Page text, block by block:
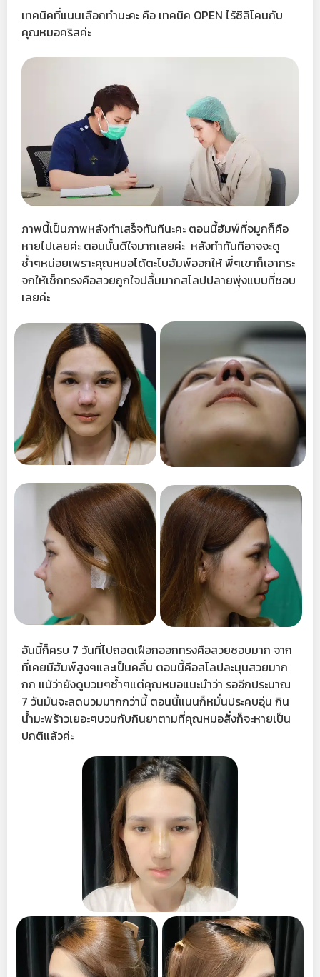
เทคนิคที่แนนเลือกทำนะคะ คือ เทคนิค OPEN ไร้ซิลิโคนกับ
คุณหมอคริสค่ะ
ภาพนี้เป็นภาพหลังทำเสร็จทันทีนะคะ ตอนนี้ฮัมพ์ที่จมูกก็คือ
หายไปเลยค่ะ ตอนนั้นดีใจมากเลยค่ะ หลังทำทันทีอาจจะดู
ช้ำๆหน่อยเพราะคุณหมอได้ตะไบฮัมพ์ออกให้ พี่ๆเขาก็เอากระ
จกให้เช็กทรงคือสวยถูกใจปลื้มมากสโลปปลายพุ่งแบบที่ชอบ
เลยค่ะ
อันนี้ก็ครบ 7 วันที่ไปถอดเฝือกออกทรงคือสวยชอบมาก จาก
ที่เคยมีฮัมพ์สูงๆและเป็นคลื่น ตอนนี้คือสโลปละมุนสวยมาก
กก แม้ว่ายังดูบวมๆช้ำๆแต่คุณหมอแนะนำว่า รออีกประมาณ
7 วันมันจะลดบวมมากกว่านี้ ตอนนี้แนนก็หมั่นประคบอุ่น กิน
น้ำมะพร้าวเยอะๆบวมกับกินยาตามที่คุณหมอสั่งก็จะหายเป็น
ปกติแล้วค่ะ